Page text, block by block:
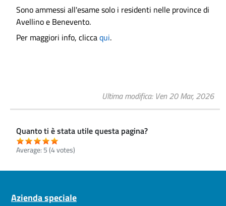
Sono ammessi all'esame solo i residenti nelle province di
Avellino e Benevento.
Per maggiori info, cliccaqui.
Ultima modifica Ven 20 Mar, 2026
Quanto ti è stata utile questa pagina?
Average: 5(4votes)
Azienda speciale